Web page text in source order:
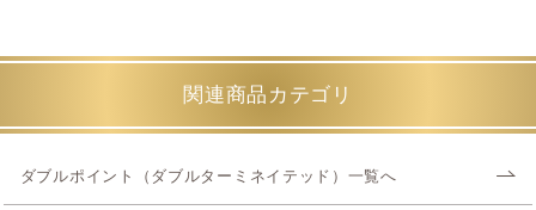
関連商品カテゴリ
ダブルポイント（ダブルターミネイテッド）一覧へ